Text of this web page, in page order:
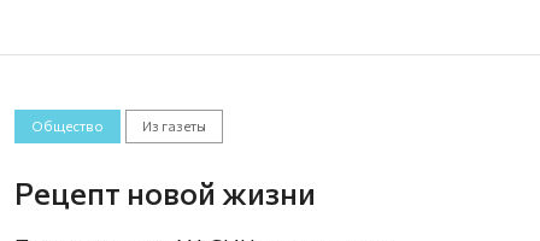
Общество Из газеты
Рецепт новой жизни